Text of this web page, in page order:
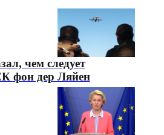
чем следует
фон дер Ляйен